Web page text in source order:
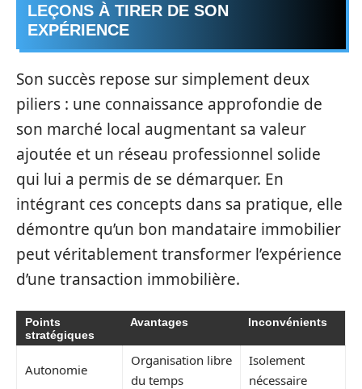
LEÇONS À TIRER DE SON
EXPÉRIENCE
Son succès repose sur simplement deux
piliers : une connaissance approfondie de
son marché local augmentant sa valeur
ajoutée et un réseau professionnel solide
qui lui a permis de se démarquer. En
intégrant ces concepts dans sa pratique, elle
démontre qu’un bon mandataire immobilier
peut véritablement transformer l’expérience
d’une transaction immobilière.
Points
stratégiques
Avantages Inconvénients
Autonomie
Organisation libre
du temps
Isolement
nécessaire